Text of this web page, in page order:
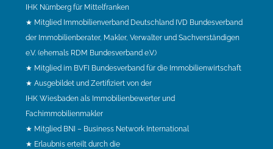
IHK Nürnberg für Mittelfranken
★ Mitglied Immobilienverband Deutschland IVD Bundesverband
der Immobilienberater, Makler, Verwalter und Sachverständigen
e.V. (ehemals RDM Bundesverband e.V.)
★ Mitglied im BVFI Bundesverband für die Immobilienwirtschaft
★ Ausgebildet und Zertifiziert von der
IHK Wiesbaden als Immobilienbewerter und
Fachimmobilienmakler
★ Mitglied BNI – Business Network International
★ Erlaubnis erteilt durch die